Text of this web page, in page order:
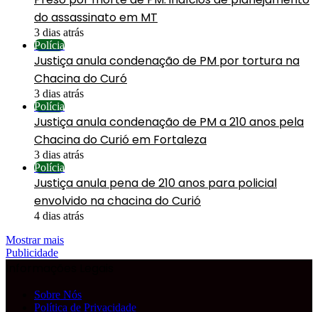
do assassinato em MT
3 dias atrás
Polícia
Justiça anula condenação de PM por tortura na
Chacina do Curó
3 dias atrás
Polícia
Justiça anula condenação de PM a 210 anos pela
Chacina do Curió em Fortaleza
3 dias atrás
Polícia
Justiça anula pena de 210 anos para policial
envolvido na chacina do Curió
4 dias atrás
Mostrar mais
Publicidade
Sobre Nós
Política de Privacidade